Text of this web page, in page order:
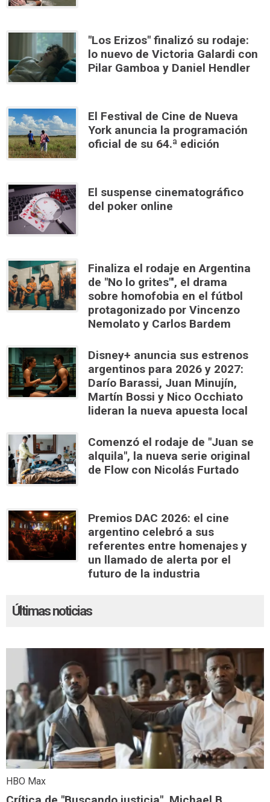
"Los Erizos" finalizó su rodaje:
lo nuevo de Victoria Galardi con
Pilar Gamboa y Daniel Hendler
El Festival de Cine de Nueva
York anuncia la programación
oficial de su 64.ª edición
El suspense cinematográfico
del poker online
Finaliza el rodaje en Argentina
de "No lo grites"', el drama
sobre homofobia en el fútbol
protagonizado por Vincenzo
Nemolato y Carlos Bardem
Disney+ anuncia sus estrenos
argentinos para 2026 y 2027:
Darío Barassi, Juan Minujín,
Martín Bossi y Nico Occhiato
lideran la nueva apuesta local
Comenzó el rodaje de "Juan se
alquila", la nueva serie original
de Flow con Nicolás Furtado
Premios DAC 2026: el cine
argentino celebró a sus
referentes entre homenajes y
un llamado de alerta por el
futuro de la industria
Últimas noticias
HBO Max